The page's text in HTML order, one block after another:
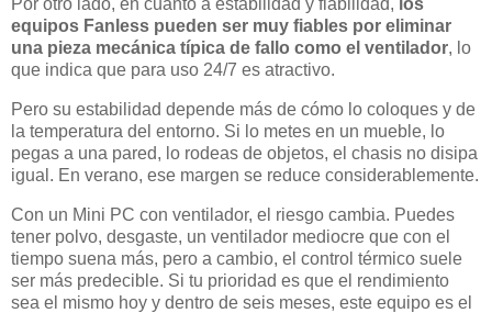
Por otro lado, en cuanto a estabilidad y fiabilidad, los
equipos Fanless pueden ser muy fiables por eliminar
una pieza mecánica típica de fallo como el ventilador, lo
que indica que para uso 24/7 es atractivo.
Pero su estabilidad depende más de cómo lo coloques y de
la temperatura del entorno. Si lo metes en un mueble, lo
pegas a una pared, lo rodeas de objetos, el chasis no disipa
igual. En verano, ese margen se reduce considerablemente.
Con un Mini PC con ventilador, el riesgo cambia. Puedes
tener polvo, desgaste, un ventilador mediocre que con el
tiempo suena más, pero a cambio, el control térmico suele
ser más predecible. Si tu prioridad es que el rendimiento
sea el mismo hoy y dentro de seis meses, este equipo es el